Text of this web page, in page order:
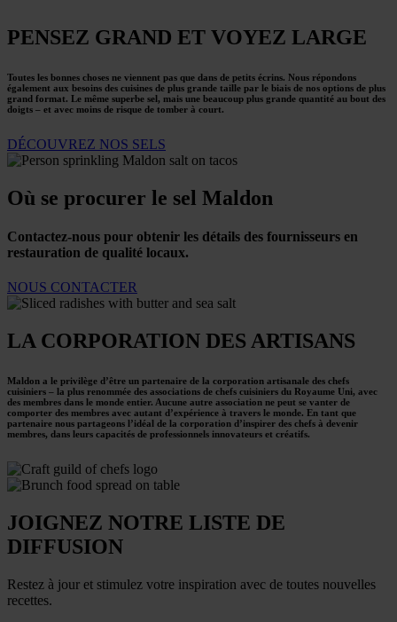
PENSEZ GRAND ET VOYEZ LARGE
Toutes les bonnes choses ne viennent pas que dans de petits écrins. Nous répondons
également aux besoins des cuisines de plus grande taille par le biais de nos options de plus
grand format. Le même superbe sel, mais une beaucoup plus grande quantité au bout des
doigts – et avec moins de risque de tomber à court.
DÉCOUVREZ NOS SELS
Où se procurer le sel Maldon
Contactez-nous pour obtenir les détails des fournisseurs en
restauration de qualité locaux.
NOUS CONTACTER
LA CORPORATION DES ARTISANS
Maldon a le privilège d’être un partenaire de la corporation artisanale des chefs
cuisiniers – la plus renommée des associations de chefs cuisiniers du Royaume Uni, avec
des membres dans le monde entier. Aucune autre association ne peut se vanter de
comporter des membres avec autant d’expérience à travers le monde. En tant que
partenaire nous partageons l’idéal de la corporation d’inspirer des chefs à devenir
membres, dans leurs capacités de professionnels innovateurs et créatifs.
JOIGNEZ NOTRE LISTE DE
DIFFUSION
Restez à jour et stimulez votre inspiration avec de toutes nouvelles
recettes.